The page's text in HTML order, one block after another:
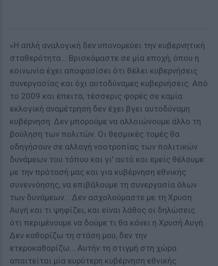
«Η απλή αναλογική δεν υπονομεύει την κυβερνητική
σταθερότητα... Βρισκόμαστε σε μία εποχή, όπου η
κοινωνία έχει αποφασίσει ότι θέλει κυβερνήσεις
συνεργασίας και όχι αυτοδύναμες κυβερνήσεις. Από
το 2009 και έπειτα, τέσσερις φορές σε καμία
εκλογική αναμέτρηση δεν έχει βγει αυτοδύναμη
κυβέρνηση. Δεν μπορούμε να αλλοιώνουμε άλλο τη
βούληση των πολιτών. Οι θεσμικές τομές θα
οδηγήσουν σε αλλαγή νοοτροπίας των πολιτικών
δυνάμεων του τόπου και γι' αυτό και εμείς θέλουμε
με την πρότασή μας και για κυβέρνηση εθνικής
συνεννόησης, να επιβάλουμε τη συνεργασία όλων
των δυνάμεων... Δεν ασχολούμαστε με τη Χρυση
Αυγή και τι ψηφίζει, και είναι λάθος οι δηλώσεις
ότι περιμένουμε να δούμε τι θα κάνει η Χρυσή Αυγή.
Δεν καθορίζω τη στάση μου, δεν την
ετεροκαθορίζω... Αυτήν τη στιγμή στη χώρα
απαιτείται μία ευρύτερη κυβέρνηση εθνικής